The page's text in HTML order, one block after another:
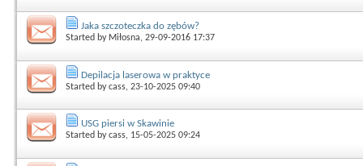
Jaka szczoteczka do zębów?
Started by Miłosna, 29-09-2016 17:37
Depilacja laserowa w praktyce
Started bycass, 23-10-2025 09:40
USG piersi w Skawinie
Started bycass, 15-05-2025 09:24